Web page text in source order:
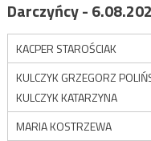
Darczyńcy -
KACPER STAROŚCIAK
KULCZYK GRZEGORZ
KULCZYK KATARZYNA
MARIA KOSTRZEWA